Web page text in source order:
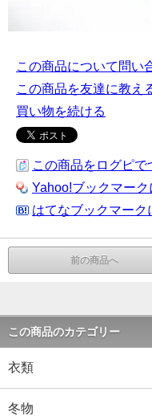
この商品について問い
この商品を友達に教え
買い物を続ける
この商品をログピで
Yahoo!ブックマーク
はてなブックマーク
前の商品へ
この商品のカテゴリー
衣類
冬物